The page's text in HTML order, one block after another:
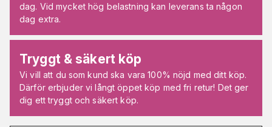
dag. Vid mycket hög belastning kan leverans ta någon
dag extra.
Tryggt & säkert köp
Vi vill att du som kund ska vara 100% nöjd med ditt köp.
Därför erbjuder vi långt öppet köp med fri retur! Det ger
dig ett tryggt och säkert köp.